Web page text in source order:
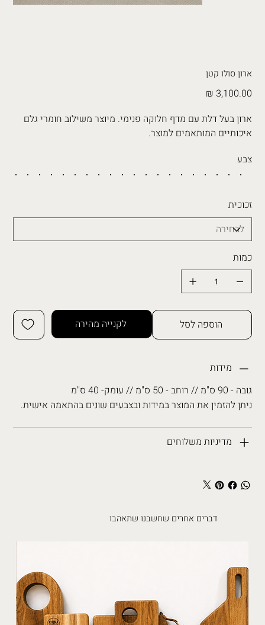
ארון סולו קטן
מחיר
ארון בעל דלת עם מדף חלוקה פנימי. מיוצר משילוב חומרי גלם
איכותיים המותאמים למוצר.
צבע
זכוכית
כמות
הוספה לסל לקנייה מהירה
מידות
גובה - 90 ס"מ // רוחב - 50 ס"מ // עומק- 40 ס"מ
ניתן להזמין את המוצר במידות ובצבעים שונים בהתאמה אישית.
מדיניות משלוחים
דברים אחרים שחשבנו שתאהבו